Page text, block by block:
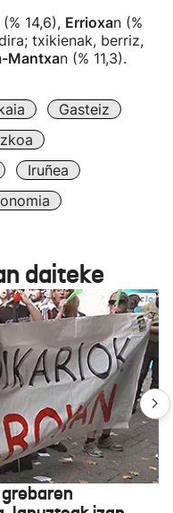
(% 14,6), Errioxan (%
txikienak, berriz,
Mantxan (% 11,3).
Gasteiz
Iruñea
daiteke